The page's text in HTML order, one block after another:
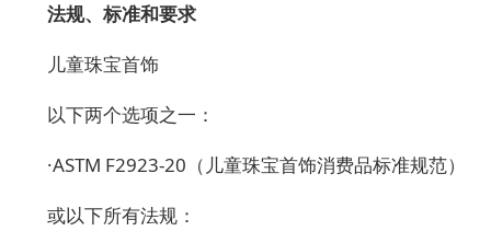
法规、标准和要求
儿童珠宝首饰
以下两个选项之一：
·ASTM F2923-20（儿童珠宝首饰消费品标准规范）
或以下所有法规：